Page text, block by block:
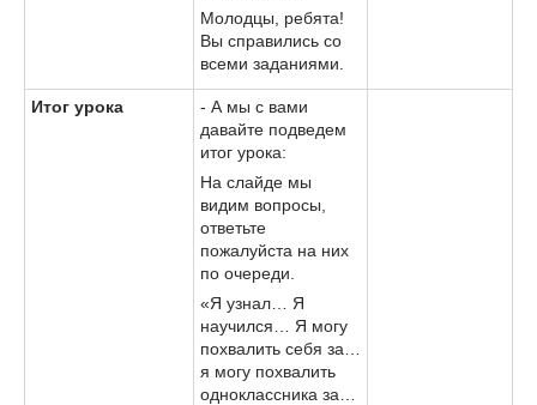
Молодцы, ребята!
Вы справились со
всеми заданиями.
Итог урока
- А мы с вами
давайте подведем
итог урока:
На слайде мы
видим вопросы,
ответьте
пожалуйста на них
по очереди.
«Я узнал… Я
научился… Я могу
похвалить себя за…
я могу похвалить
одноклассника за…